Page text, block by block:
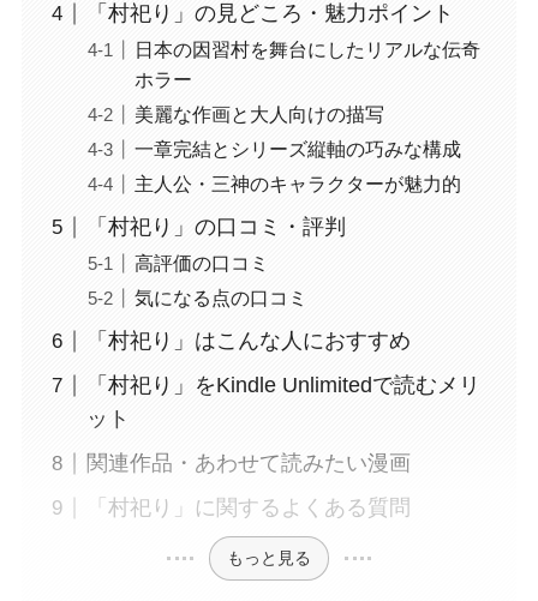
「村祀り」の見どころ・魅力ポイント
日本の因習村を舞台にしたリアルな伝奇
ホラー
美麗な作画と大人向けの描写
一章完結とシリーズ縦軸の巧みな構成
主人公・三神のキャラクターが魅力的
「村祀り」の口コミ・評判
高評価の口コミ
気になる点の口コミ
「村祀り」はこんな人におすすめ
「村祀り」をKindle Unlimitedで読むメリ
ット
関連作品・あわせて読みたい漫画
「村祀り」に関するよくある質問
もっと見る